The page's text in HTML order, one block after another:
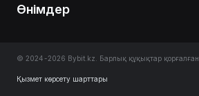
Өнімдер
© 2024-2026 Bybit.kz. Барлық құқықтар қорғалған.
Қызмет көрсету шарттары